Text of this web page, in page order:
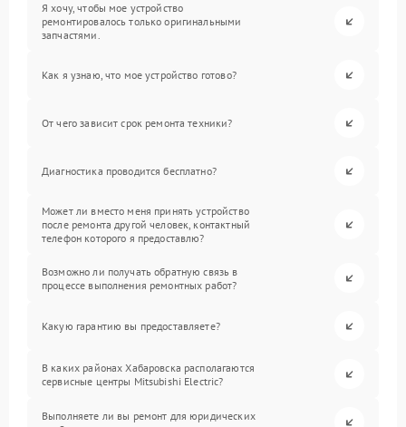
Я хочу, чтобы мое устройство
ремонтировалось только оригинальными
запчастями.
Как я узнаю, что мое устройство готово?
От чего зависит срок ремонта техники?
Диагностика проводится бесплатно?
Может ли вместо меня принять устройство
после ремонта другой человек, контактный
телефон которого я предоставлю?
Возможно ли получать обратную связь в
процессе выполнения ремонтных работ?
Какую гарантию вы предоставляете?
В каких районах Хабаровска располагаются
сервисные центры Mitsubishi Electric?
Выполняете ли вы ремонт для юридических